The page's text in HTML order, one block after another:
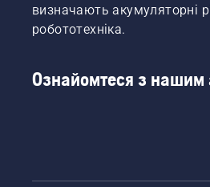
визначають акумуляторні
робототехніка.
Ознайомтеся з нашим